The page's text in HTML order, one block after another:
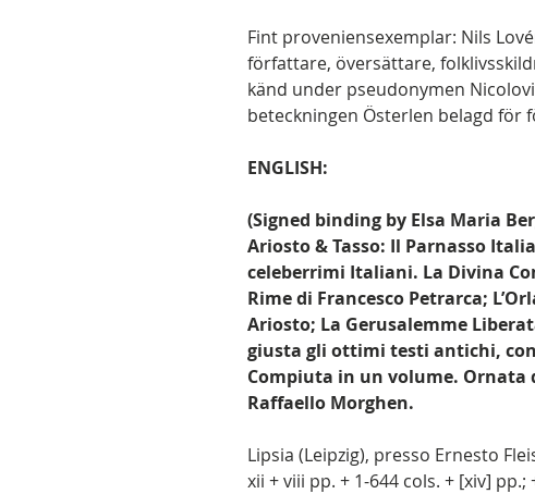
Fint proveniensexemplar: Nils
författare, översättare,
känd under pseudonymen
beteckningen Österlen belagd för
ENGLISH:
(Signed binding by Elsa Maria
Ariosto & Tasso: Il Parnasso
celeberrimi Italiani. La Divina
Rime di Francesco Petrarca;
Ariosto; La Gerusalemme
giusta gli ottimi testi antichi,
Compiuta in un volume.
Raffaello Morghen.
Lipsia (Leipzig), presso Ernesto
xii + viii pp. + 1-644 cols. + [xiv]